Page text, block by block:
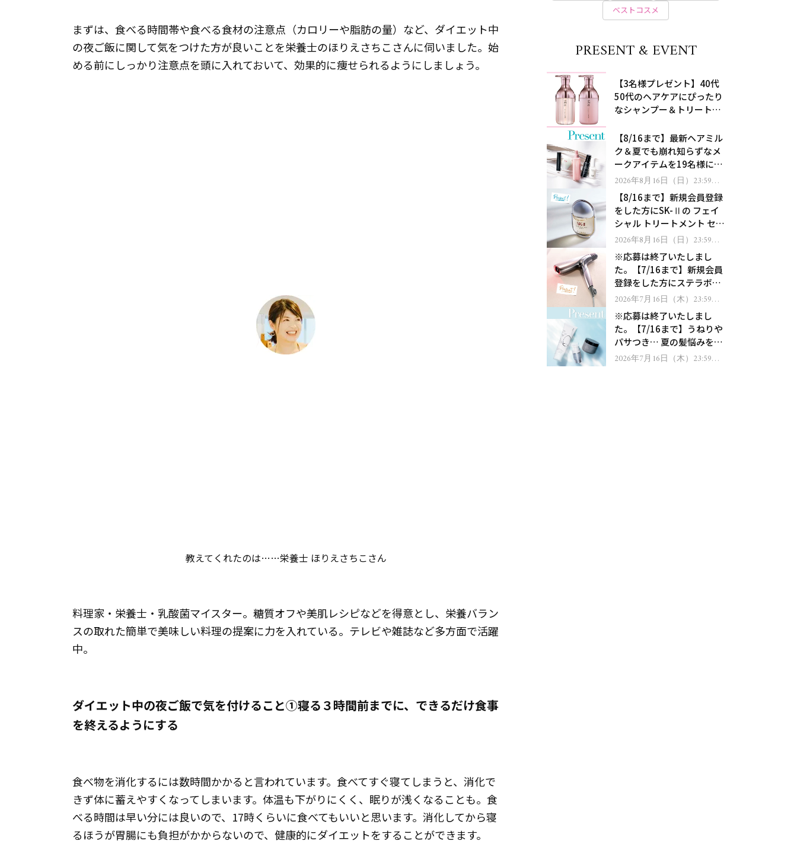
まずは、食べる時間帯や食べる食材の注意点（カロリーや脂肪の量）など、ダイエット中
の夜ご飯に関して気をつけた方が良いことを栄養士のほりえさちこさんに伺いました。始
める前にしっかり注意点を頭に入れておいて、効果的に痩せられるようにしましょう。
教えてくれたのは……栄養士 ほりえさちこさん
料理家・栄養士・乳酸菌マイスター。糖質オフや美肌レシピなどを得意とし、栄養バラン
スの取れた簡単で美味しい料理の提案に力を入れている。テレビや雑誌など多方面で活躍
中。
ダイエット中の夜ご飯で気を付けること①寝る３時間前までに、できるだけ食事
を終えるようにする
食べ物を消化するには数時間かかると言われています。食べてすぐ寝てしまうと、消化で
きず体に蓄えやすくなってしまいます。体温も下がりにくく、眠りが浅くなることも。食
べる時間は早い分には良いので、17時くらいに食べてもいいと思います。消化してから寝
るほうが胃腸にも負担がかからないので、健康的にダイエットをすることができます。
ベストコスメ
PRESENT & EVENT
【3名様プレゼント】40代
50代のヘアケアにぴったり
なシャンプー＆トリートメ
処！
【8/16まで】最新ヘアミル
ク＆夏でも崩れ知らずなメ
ークアイテムを19名様にプ
レゼント！
2026年8月16日（日）23:59ま
で【8/16まで】新規会員登録
をした方にSK-Ⅱの フェイ
シャル トリートメント セラ
ムをプレゼント！
2026年8月16日（日）23:59ま
※応募は終了いたしまし
た。【7/16まで】新規会員
登録をした方にステラボー
テのシャインリバース ヘア
ゼント！
2026年7月16日（木）23:59ま
※応募は終了いたしまし
た。【7/16まで】うねりや
パサつき… 夏の髪悩みを解
消するヘアケアアイテムを
2026年7月16日（木）23:59ま